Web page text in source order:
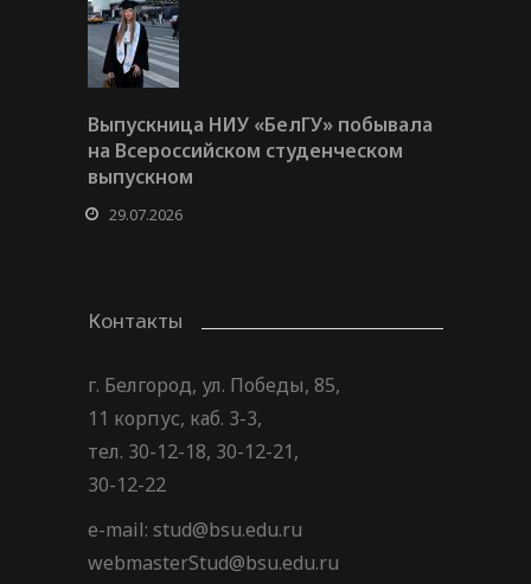
Выпускница НИУ «БелГУ» побывала
на Всероссийском студенческом
выпускном
29.07.2026
Контакты
г. Белгород, ул. Победы, 85,
11 корпус, каб. 3-3,
тел. 30-12-18, 30-12-21,
30-12-22
e-mail: stud@bsu.edu.ru
webmasterStud@bsu.edu.ru